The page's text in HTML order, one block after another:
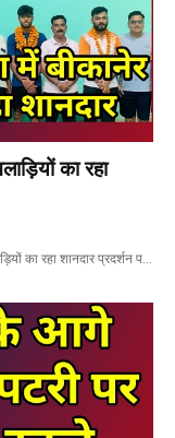
का रहा
का रहा शानदार प्रदर्शन प…